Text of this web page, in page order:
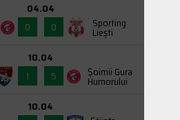
04.04
0
0 Sporting
Liești
10.04
1
5 Şoimii Gura
Humorului
10.04